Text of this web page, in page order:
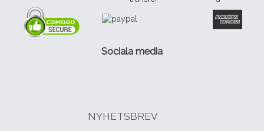
Sociala media
NYHETSBREV